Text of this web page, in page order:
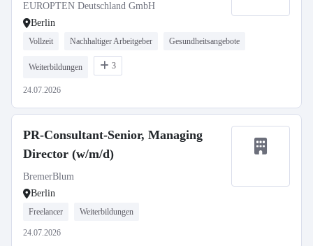
EUROPTEN Deutschland GmbH
Berlin
Vollzeit Nachhaltiger Arbeitgeber Gesundheitsangebote
Weiterbildungen 3
24.07.2026
PR-Consultant-Senior, Managing
Director (w/m/d)
BremerBlum
Berlin
Freelancer Weiterbildungen
24.07.2026